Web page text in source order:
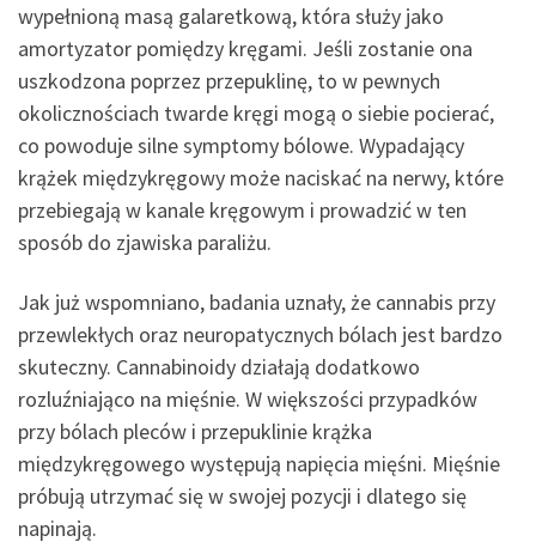
wypełnioną masą galaretkową, która służy jako
amortyzator pomiędzy kręgami. Jeśli zostanie ona
uszkodzona poprzez przepuklinę, to w pewnych
okolicznościach twarde kręgi mogą o siebie pocierać,
co powoduje silne symptomy bólowe. Wypadający
krążek międzykręgowy może naciskać na nerwy, które
przebiegają w kanale kręgowym i prowadzić w ten
sposób do zjawiska paraliżu.
Jak już wspomniano, badania uznały, że cannabis przy
przewlekłych oraz neuropatycznych bólach jest bardzo
skuteczny. Cannabinoidy działają dodatkowo
rozluźniająco na mięśnie. W większości przypadków
przy bólach pleców i przepuklinie krążka
międzykręgowego występują napięcia mięśni. Mięśnie
próbują utrzymać się w swojej pozycji i dlatego się
napinają.